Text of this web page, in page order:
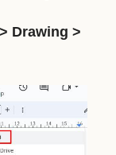
Drawing >